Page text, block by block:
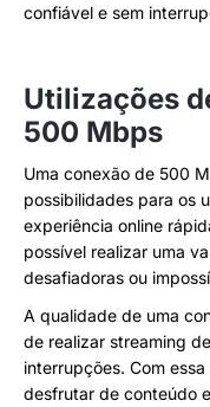
confiável e sem
Utilizações
500 Mbps
Uma conexão de 500
possibilidades para os
experiência online
possível realizar uma
desafiadoras ou
A qualidade de uma
de realizar streaming
interrupções. Com
desfrutar de conteúdo